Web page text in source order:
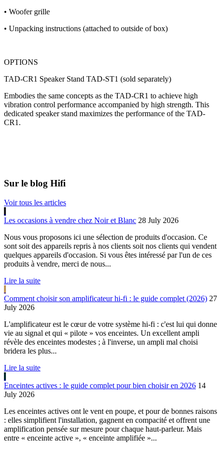
• Woofer grille
• Unpacking instructions (attached to outside of box)
OPTIONS
TAD-CR1 Speaker Stand TAD-ST1 (sold separately)
Embodies the same concepts as the TAD-CR1 to achieve high
vibration control performance accompanied by high strength. This
dedicated speaker stand maximizes the performance of the TAD-
CR1.
Sur le blog Hifi
Voir tous les articles
Les occasions à vendre chez Noir et Blanc 28 July 2026
Nous vous proposons ici une sélection de produits d'occasion. Ce
sont soit des appareils repris à nos clients soit nos clients qui vendent
quelques appareils d'occasion. Si vous êtes intéressé par l'un de ces
produits à vendre, merci de nous...
Lire la suite
Comment choisir son amplificateur hi-fi : le guide complet (2026) 27
July 2026
L'amplificateur est le cœur de votre système hi-fi : c'est lui qui donne
vie au signal et qui « pilote » vos enceintes. Un excellent ampli
révèle des enceintes modestes ; à l'inverse, un ampli mal choisi
bridera les plus...
Lire la suite
Enceintes actives : le guide complet pour bien choisir en 2026 14
July 2026
Les enceintes actives ont le vent en poupe, et pour de bonnes raisons
: elles simplifient l'installation, gagnent en compacité et offrent une
amplification pensée sur mesure pour chaque haut-parleur. Mais
entre « enceinte active », « enceinte amplifiée »...